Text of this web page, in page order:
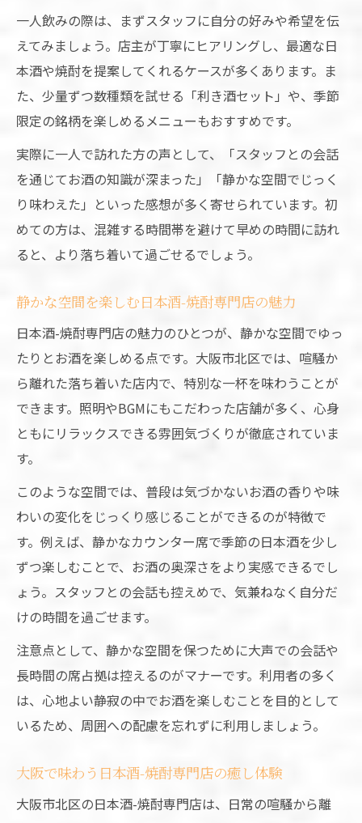
一人飲みの際は、まずスタッフに自分の好みや希望を伝
えてみましょう。店主が丁寧にヒアリングし、最適な日
本酒や焼酎を提案してくれるケースが多くあります。ま
た、少量ずつ数種類を試せる「利き酒セット」や、季節
限定の銘柄を楽しめるメニューもおすすめです。
実際に一人で訪れた方の声として、「スタッフとの会話
を通じてお酒の知識が深まった」「静かな空間でじっく
り味わえた」といった感想が多く寄せられています。初
めての方は、混雑する時間帯を避けて早めの時間に訪れ
ると、より落ち着いて過ごせるでしょう。
静かな空間を楽しむ日本酒-焼酎専門店の魅力
日本酒-焼酎専門店の魅力のひとつが、静かな空間でゆっ
たりとお酒を楽しめる点です。大阪市北区では、喧騒か
ら離れた落ち着いた店内で、特別な一杯を味わうことが
できます。照明やBGMにもこだわった店舗が多く、心身
ともにリラックスできる雰囲気づくりが徹底されていま
す。
このような空間では、普段は気づかないお酒の香りや味
わいの変化をじっくり感じることができるのが特徴で
す。例えば、静かなカウンター席で季節の日本酒を少し
ずつ楽しむことで、お酒の奥深さをより実感できるでし
ょう。スタッフとの会話も控えめで、気兼ねなく自分だ
けの時間を過ごせます。
注意点として、静かな空間を保つために大声での会話や
長時間の席占拠は控えるのがマナーです。利用者の多く
は、心地よい静寂の中でお酒を楽しむことを目的として
いるため、周囲への配慮を忘れずに利用しましょう。
大阪で味わう日本酒-焼酎専門店の癒し体験
大阪市北区の日本酒-焼酎専門店は、日常の喧騒から離